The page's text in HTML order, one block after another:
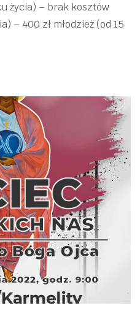
życia) – brak kosztów
– 400 zł młodzież (od 15